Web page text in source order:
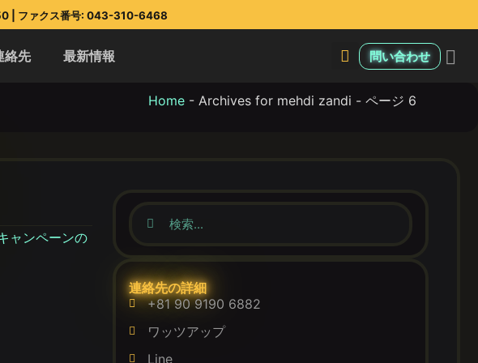
| ファクス番号: 043-310-6468
絡先 最新情報 問い合わせ
Home - Archives for mehdi zandi - ページ 6
連絡先の詳細
+81 90 9190 6882
ワッツアップ
Line